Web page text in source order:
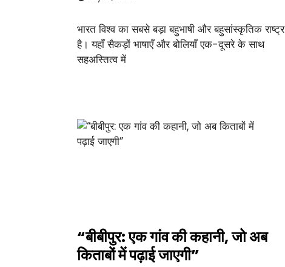
भारत विश्व का सबसे बड़ा बहुभाषी और बहुसांस्कृतिक राष्ट्र
है। यहाँ सैकड़ों भाषाएँ और बोलियाँ एक-दूसरे के साथ
सहअस्तित्व में
“बीबीपुर: एक गांव की कहानी, जो अब
किताबों में पढ़ाई जाएगी”